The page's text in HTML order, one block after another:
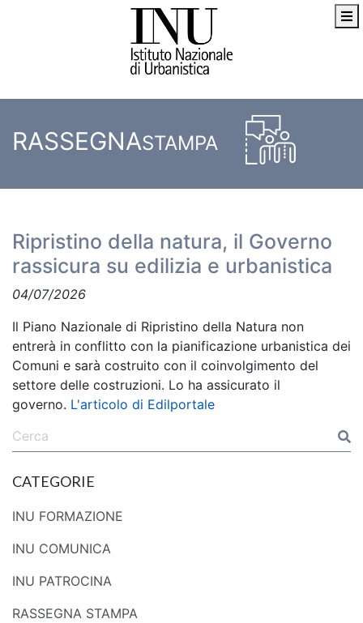
RASSEGNASTAMPA
Ripristino della natura, il Governo
rassicura su edilizia e urbanistica
04/07/2026
Il Piano Nazionale di Ripristino della Natura non
entrerà in conflitto con la pianificazione urbanistica dei
Comuni e sarà costruito con il coinvolgimento del
settore delle costruzioni. Lo ha assicurato il
governo. L'articolo di Edilportale
CATEGORIE
INU FORMAZIONE
INU COMUNICA
INU PATROCINA
RASSEGNA STAMPA